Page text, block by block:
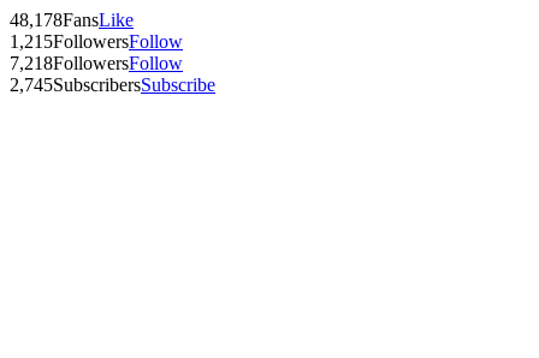
48,178FansLike
1,215FollowersFollow
7,218FollowersFollow
2,745SubscribersSubscribe